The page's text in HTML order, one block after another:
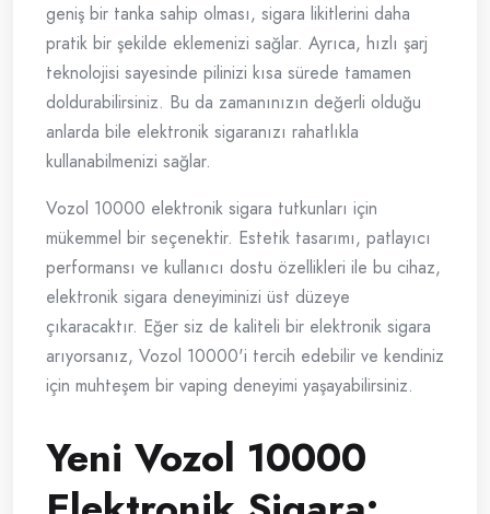
geniş bir tanka sahip olması, sigara likitlerini daha
pratik bir şekilde eklemenizi sağlar. Ayrıca, hızlı şarj
teknolojisi sayesinde pilinizi kısa sürede tamamen
doldurabilirsiniz. Bu da zamanınızın değerli olduğu
anlarda bile elektronik sigaranızı rahatlıkla
kullanabilmenizi sağlar.
Vozol 10000 elektronik sigara tutkunları için
mükemmel bir seçenektir. Estetik tasarımı, patlayıcı
performansı ve kullanıcı dostu özellikleri ile bu cihaz,
elektronik sigara deneyiminizi üst düzeye
çıkaracaktır. Eğer siz de kaliteli bir elektronik sigara
arıyorsanız, Vozol 10000'i tercih edebilir ve kendiniz
için muhteşem bir vaping deneyimi yaşayabilirsiniz.
Yeni Vozol 10000